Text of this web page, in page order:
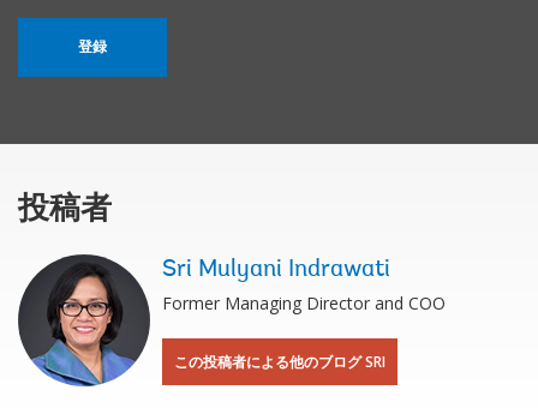
登録
投稿者
Sri Mulyani Indrawati
Former Managing Director and COO
この投稿者による他のブログ SRI